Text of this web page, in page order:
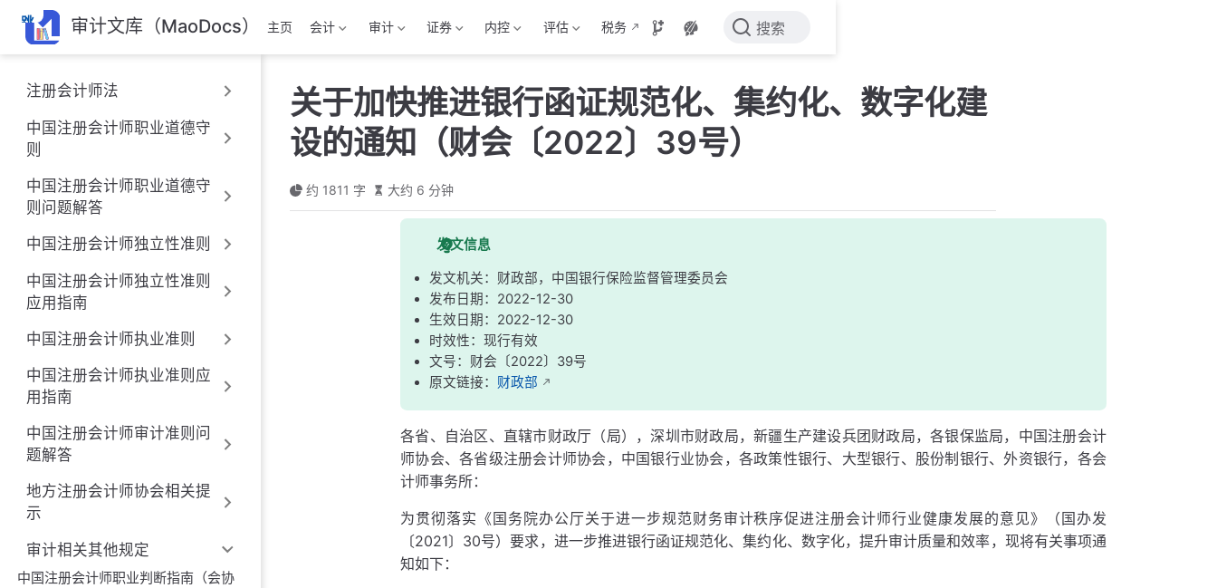
跳
至
主
要
內
容
审计文库（MaoDocs） 主页 会计 审计 证券 内控 评估 税务 搜索
注册会计师法
中国注册会计师职业道德守
则
中国注册会计师职业道德守
则问题解答
中国注册会计师独立性准则
中国注册会计师独立性准则
应用指南
中国注册会计师执业准则
中国注册会计师执业准则应
用指南
中国注册会计师审计准则问
题解答
地方注册会计师协会相关提
示
审计相关其他规定
中国注册会计师职业判断指南（会协
关于加快推进银行函证规范化、集约化、数字化建
设的通知（财会〔2022〕39号）
约 1811 字 大约 6 分钟
发文信息
发文机关：财政部，中国银行保险监督管理委员会
发布日期：2022-12-30
生效日期：2022-12-30
时效性：现行有效
文号：财会〔2022〕39号
原文链接： 财政部
各省、自治区、直辖市财政厅（局），深圳市财政局，新疆生产建设兵团财政局，各银保监局，中国注册会计
师协会、各省级注册会计师协会，中国银行业协会，各政策性银行、大型银行、股份制银行、外资银行，各会
计师事务所：
为贯彻落实《国务院办公厅关于进一步规范财务审计秩序促进注册会计师行业健康发展的意见》（国办发
〔2021〕30号）要求，进一步推进银行函证规范化、集约化、数字化，提升审计质量和效率，现将有关事项通
知如下：